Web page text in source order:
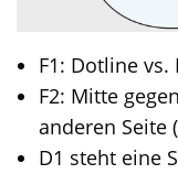
F1: Dotline
F2: Mitte
anderen Seite
D1 steht eine